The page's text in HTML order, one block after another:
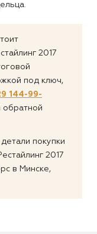
2017
под ключ,
144-99-
обратной
покупки
2017
в Минске,